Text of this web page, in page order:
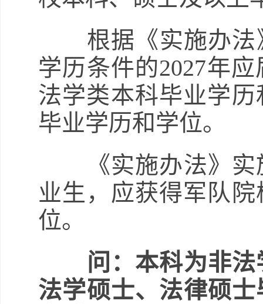
根据《实施办法
学历条件的2027年
法学类本科毕业学
毕业学历和学位。
《实施办法》实
业生，应获得军队
位。
问：本科为非
法学硕士、法律硕